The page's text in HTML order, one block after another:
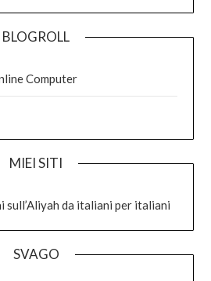
BLOGROLL
Computer
MIEI SITI
sull’Aliyah da italiani per italiani
SVAGO